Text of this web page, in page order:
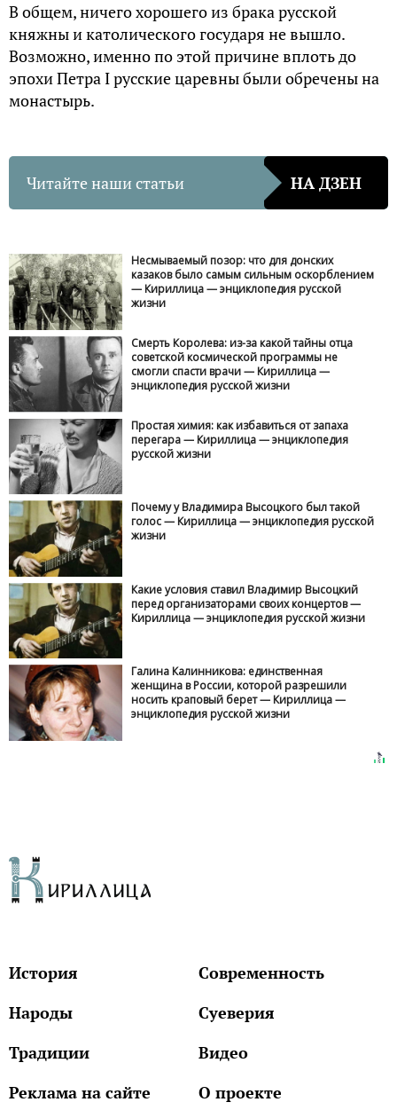
В общем, ничего хорошего из брака русской
княжны и католического государя не вышло.
Возможно, именно по этой причине вплоть до
эпохи Петра I русские царевны были обречены на
монастырь.
Читайте наши статьи НА ДЗЕН
Несмываемый позор: что для донских
казаков было самым сильным оскорблением
— Кириллица — энциклопедия русской
жизни
Смерть Королева: из-за какой тайны отца
советской космической программы не
смогли спасти врачи — Кириллица —
энциклопедия русской жизни
Простая химия: как избавиться от запаха
перегара — Кириллица — энциклопедия
русской жизни
Почему у Владимира Высоцкого был такой
голос — Кириллица — энциклопедия русской
жизни
Какие условия ставил Владимир Высоцкий
перед организаторами своих концертов —
Кириллица — энциклопедия русской жизни
Галина Калинникова: единственная
женщина в России, которой разрешили
носить краповый берет — Кириллица —
энциклопедия русской жизни
История
Современность
Народы
Суеверия
Традиции
Видео
Реклама на сайте
О проекте